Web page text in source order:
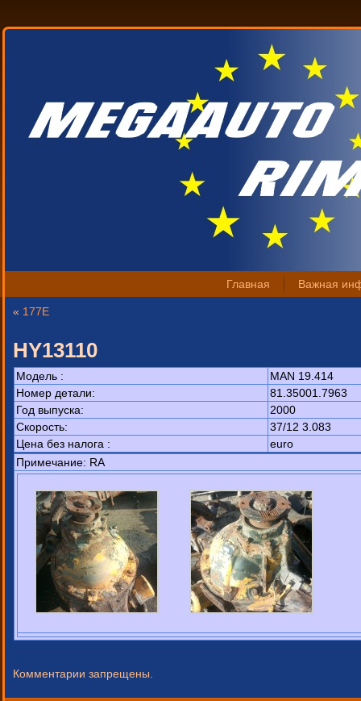
Главная Важная
« 177E
HY13110
Модель :
MAN 19.414
Номер детали:
81.35001.7963
Год выпуска:
2000
Cкорость:
37/12 3.083
Цена без налога :
euro
Примечание: RA
Комментарии запрещены.